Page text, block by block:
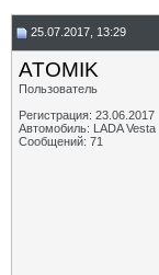
25.07.2017, 13:29
ATOMIK
Пользователь
Регистрация: 23.06.2017
Автомобиль: LADA Vesta
Сообщений: 71